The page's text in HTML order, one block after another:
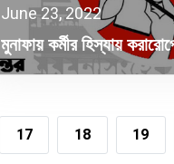
June 23, 2022
মুনাফায় কর্মীর হিস্যায়
17 18 19